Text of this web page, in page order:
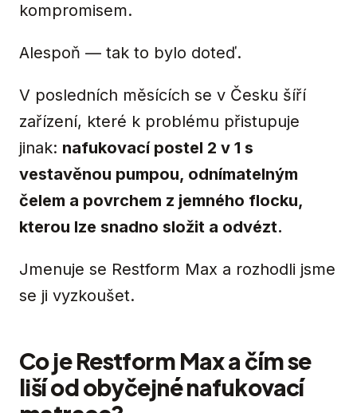
kompromisem.
Alespoň — tak to bylo doteď.
V posledních měsících se v Česku šíří
zařízení, které k problému přistupuje
jinak: nafukovací postel 2 v 1 s
vestavěnou pumpou, odnímatelným
čelem a povrchem z jemného flocku,
kterou lze snadno složit a odvézt.
Jmenuje se Restform Max a rozhodli jsme
se ji vyzkoušet.
Co je Restform Max a čím se
liší od obyčejné nafukovací